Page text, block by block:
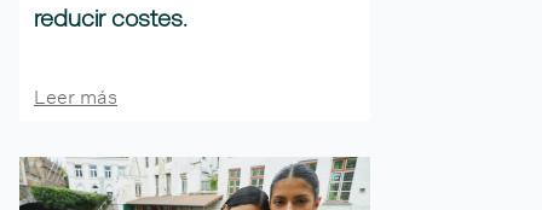
reducir costes.
Leer más